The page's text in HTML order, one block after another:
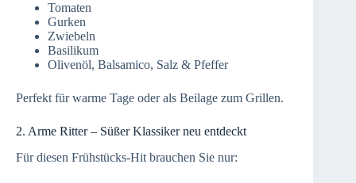
Tomaten
Gurken
Zwiebeln
Basilikum
Olivenöl, Balsamico, Salz & Pfeffer
Perfekt für warme Tage oder als Beilage zum Grillen.
2. Arme Ritter – Süßer Klassiker neu entdeckt
Für diesen Frühstücks-Hit brauchen Sie nur: